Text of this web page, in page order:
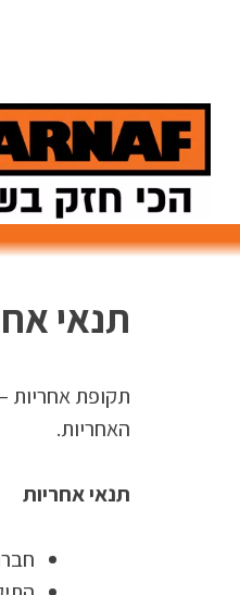
תנאי
האחריות.
תנאי אחריות
חברת